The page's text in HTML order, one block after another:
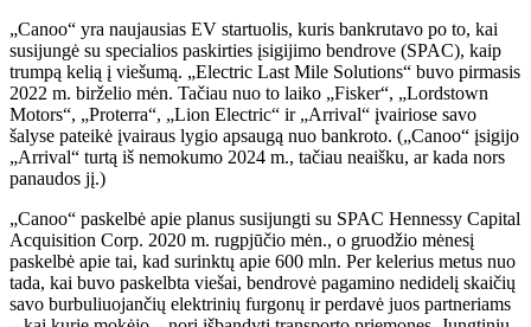
„Canoo“ yra naujausias EV startuolis, kuris bankrutavo po to, kai
susijungė su specialios paskirties įsigijimo bendrove (SPAC), kaip
trumpą kelią į viešumą. „Electric Last Mile Solutions“ buvo pirmasis
2022 m. birželio mėn. Tačiau nuo to laiko „Fisker“, „Lordstown
Motors“, „Proterra“, „Lion Electric“ ir „Arrival“ įvairiose savo
šalyse pateikė įvairaus lygio apsaugą nuo bankroto. („Canoo“ įsigijo
„Arrival“ turtą iš nemokumo 2024 m., tačiau neaišku, ar kada nors
panaudos jį.)
„Canoo“ paskelbė apie planus susijungti su SPAC Hennessy Capital
Acquisition Corp. 2020 m. rugpjūčio mėn., o gruodžio mėnesį
paskelbė apie tai, kad surinktų apie 600 mln. Per kelerius metus nuo
tada, kai buvo paskelbta viešai, bendrovė pagamino nedidelį skaičių
savo burbuliuojančių elektrinių furgonų ir perdavė juos partneriams